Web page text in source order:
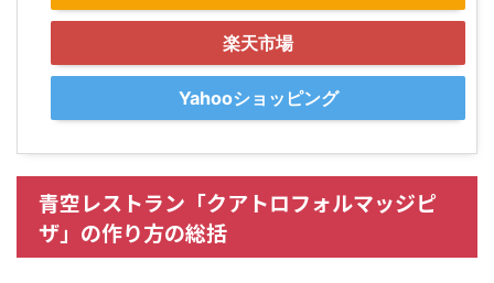
楽天市場
Yahooショッピング
青空レストラン「クアトロフォルマッジピ
ザ」の作り方の総括